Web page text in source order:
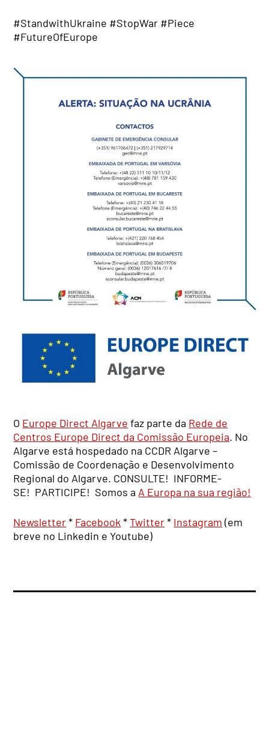
#StandwithUkraine #StopWar #Piece
#FutureOfEurope
O Europe Direct Algarve faz parte da Rede de
Centros Europe Direct da Comissão Europeia. No
Algarve está hospedado na CCDR Algarve –
Comissão de Coordenação e Desenvolvimento
Regional do Algarve. CONSULTE! INFORME-
SE! PARTICIPE! Somos a A Europa na sua região!
Newsletter* Facebook *Twitter* Instagram (em
breve no Linkedin e Youtube)